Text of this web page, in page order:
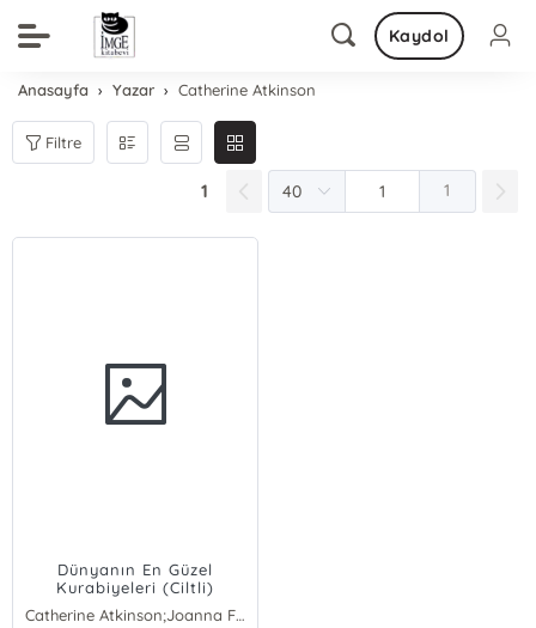
Kaydol
Anasayfa Yazar Catherine Atkinson
Filtre
1 1
Dünyanın En Güzel
Kurabiyeleri (Ciltli)
Catherine Atkinson;Joanna Farrow;Valerie Baret